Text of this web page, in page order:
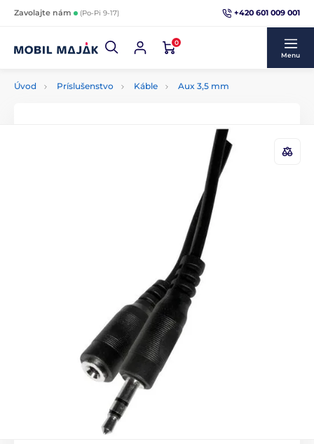
Zavolajte nám (Po-Pi 9-17) +420 601 009 001
0
Menu
Úvod Príslušenstvo Káble Aux 3,5 mm